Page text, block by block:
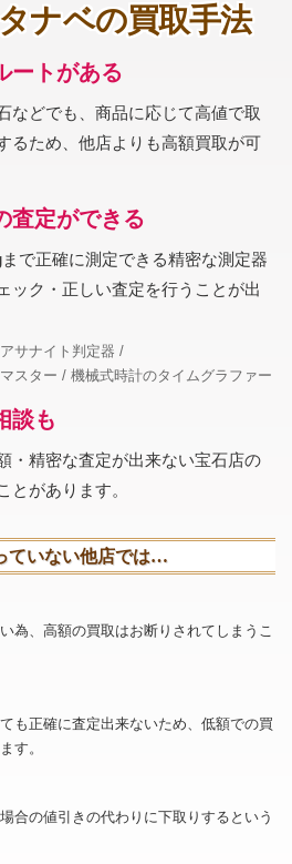
ナベの買取手法
ートがある
などでも、商品に応じて高値で取
るため、他店よりも高額買取が可
査定ができる
で正確に測定できる精密な測定器
ック・正しい査定を行うことが出
サナイト判定器
スター
機械式時計のタイムグラファー
談も
・精密な査定が出来ない宝石店の
とがあります。
ていない他店では…
為、高額の買取はお断りされてしまうこ
も正確に査定出来ないため、低額での買
す。
合の値引きの代わりに下取りするという